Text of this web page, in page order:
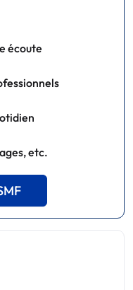
écoute
etc.